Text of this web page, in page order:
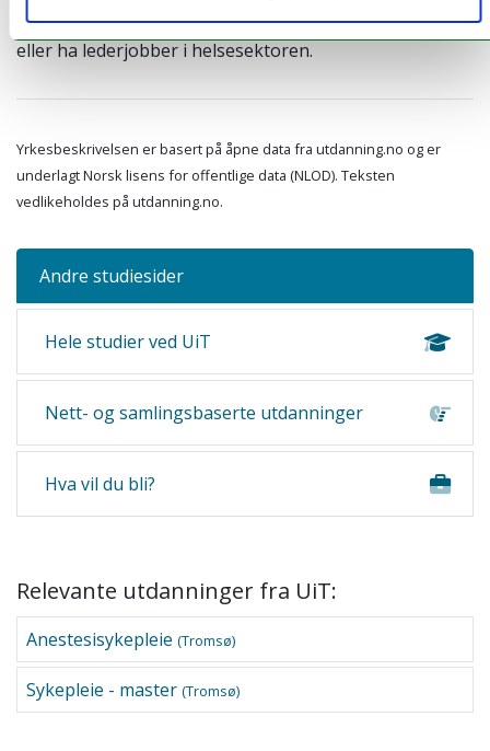
kan også jobbe med katastrofe- og bistandsarbeid,
eller ha lederjobber i helsesektoren.
Yrkesbeskrivelsen er basert på åpne data fra utdanning.no og er
underlagt Norsk lisens for offentlige data (NLOD). Teksten
vedlikeholdes på utdanning.no.
Andre studiesider
Hele studier ved UiT
Nett- og samlingsbaserte utdanninger
Hva vil du bli?
Relevante utdanninger fra UiT:
Anestesisykepleie (Tromsø)
Sykepleie - master (Tromsø)